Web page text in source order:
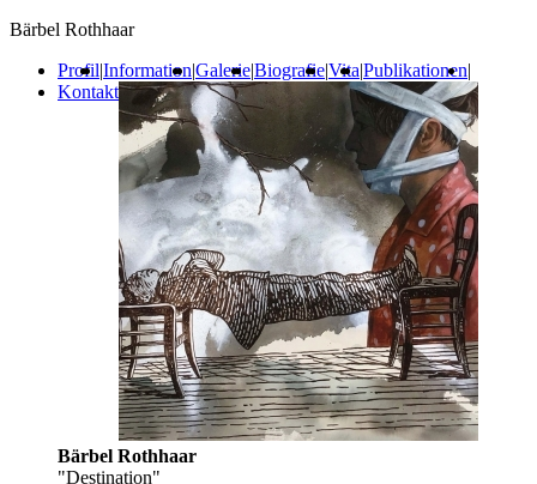
Bärbel Rothhaar
Profil|Information|Galerie|Biografie|Vita|Publikationen|
Kontakt
Bärbel Rothhaar
"Destination"